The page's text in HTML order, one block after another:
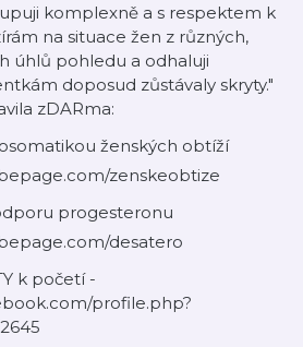
komplexně a s respektem k
na situace žen z různých,
úhlů pohledu a odhaluji
doposud zůstávaly skryty."
zDARma:
ženských obtíží
zenskeobtize
progesteronu
desatero
k početí -
profile.php?